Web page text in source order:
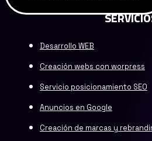
Desarrollo WEB
Creación webs con worpress
Servicio posicionamiento SEO
Anuncios en Google
Creación de marcas y